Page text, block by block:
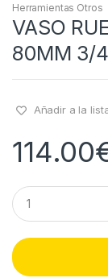
Herramientas Otros
VASO
80MM 3/
Añadir a la
114.00
Q
u
a
t
i